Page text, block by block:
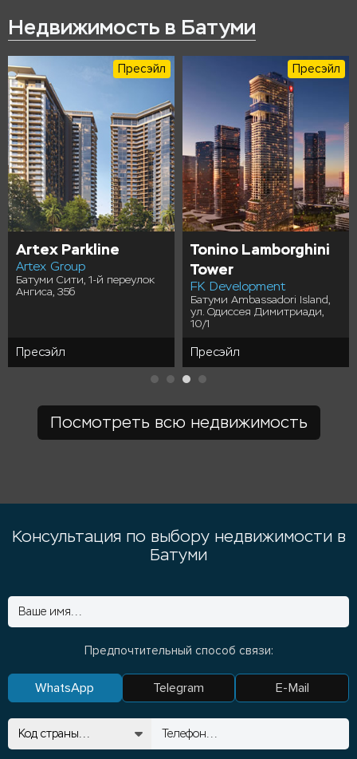
Недвижимость в Батуми
Пресэйл
Artex Parkline
Artex Group
Батуми Сити, 1-й переулок
Ангиса, 35б
Пресэйл
Пресэйл
Tonino Lamborghini
Tower
FK Development
Батуми Ambassadori Island,
ул. Одиссея Димитриади,
10/1
Пресэйл
Посмотреть всю недвижимость
Консультация по выбору недвижимости в
Батуми
Предпочтительный способ связи:
WhatsApp Telegram E-Mail